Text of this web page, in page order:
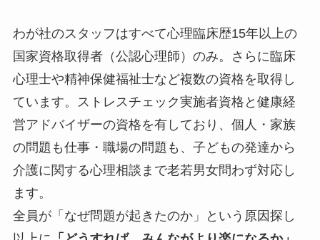
わが社のスタッフはすべて心理臨床歴15年以上の
国家資格取得者（公認心理師）のみ。さらに臨床
心理士や精神保健福祉士など複数の資格を取得し
ています。ストレスチェック実施者資格と健康経
営アドバイザーの資格を有しており、個人・家族
の問題も仕事・職場の問題も、子どもの発達から
介護に関する心理相談まで老若男女問わず対応し
ます。
全員が「なぜ問題が起きたのか」という原因探し